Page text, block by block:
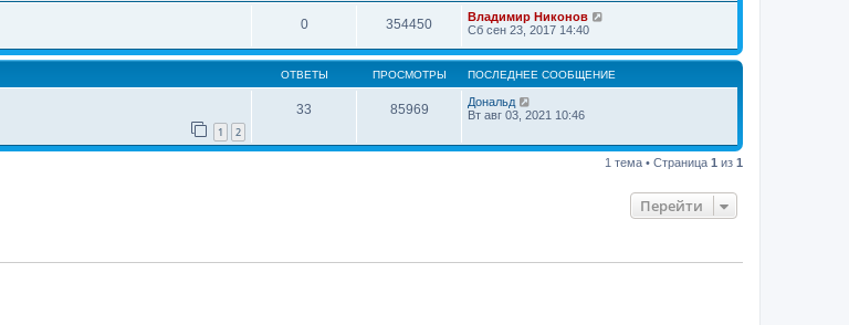
0 354450
Владимир Никонов
Сб сен 23, 2017 14:40
ОТВЕТЫ ПРОСМОТРЫ ПОСЛЕДНЕЕ СООБЩЕНИЕ
1 2
33 85969
Дональд
Вт авг 03, 2021 10:46
1 тема • Страница 1 из 1
Перейти